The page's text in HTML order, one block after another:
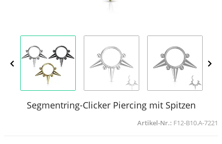
Segmentring-Clicker Piercing mit Spitzen
Artikel-Nr.: F12-B10.A-7221